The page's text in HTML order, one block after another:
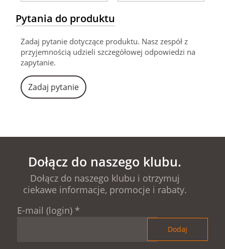
Pytania do produktu
Zadaj pytanie dotyczące produktu. Nasz zespół z
przyjemnością udzieli szczegółowej odpowiedzi na
zapytanie.
Zadaj pytanie
Dołącz do naszego klubu.
Dołącz do naszego klubu i otrzymuj
ciekawe informacje, promocje i rabaty.
E-mail (login) *